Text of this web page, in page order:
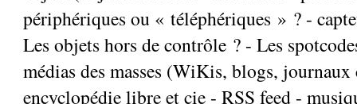
périphériques ou « téléphériques » ? -
Les objets hors de contrôle ? - Les
médias des masses (WiKis, blogs, journaux
encyclopédie libre et cie - RSS feed -